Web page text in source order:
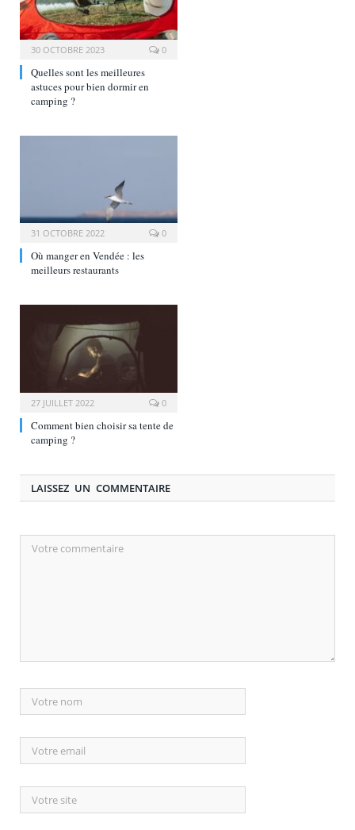
30 OCTOBRE 2023 0
Quelles sont les meilleures
astuces pour bien dormir en
camping ?
31 OCTOBRE 2022 0
Où manger en Vendée : les
meilleurs restaurants
27 JUILLET 2022 0
Comment bien choisir sa tente de
camping ?
LAISSEZ UN COMMENTAIRE